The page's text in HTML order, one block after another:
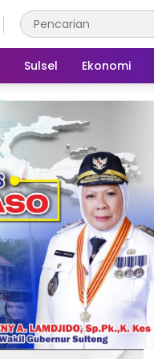
Sulsel Ekonomi